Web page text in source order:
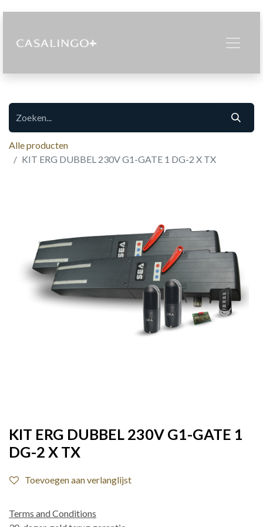
Alle producten
KIT ERG DUBBEL 230V G1-GATE 1 DG-2 X TX
KIT ERG DUBBEL 230V G1-GATE 1
DG-2 X TX
Toevoegen aan verlanglijst
Terms and Conditions